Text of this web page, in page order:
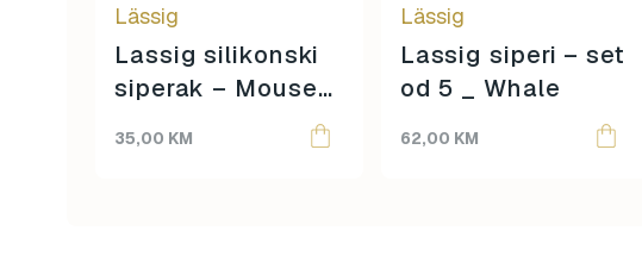
Lässig
Lassig silikonski
siperak – Mouse
35,00 KM
Lässig
Lassig siperi – set
od 5 _ Whale
62,00 KM